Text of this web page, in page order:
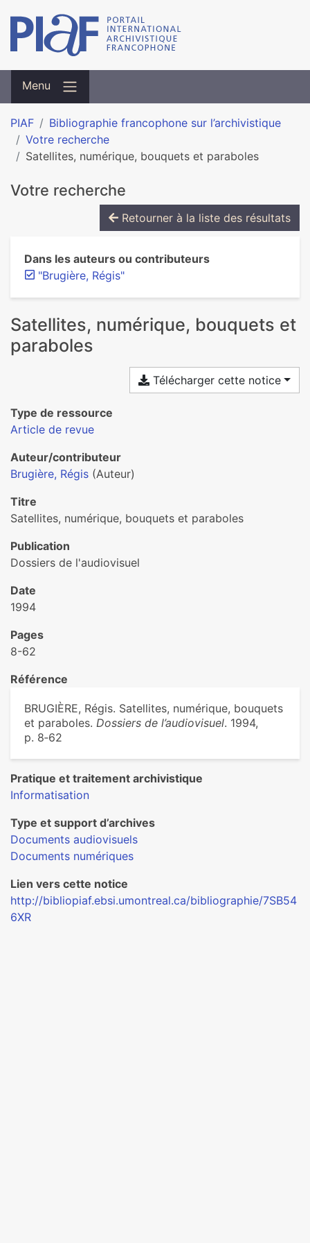
Menu
PIAF
Bibliographie francophone sur l’archivistique
Votre recherche
Satellites, numérique, bouquets et paraboles
Votre recherche
Retourner à la liste des résultats
Dans les auteurs ou contributeurs
"Brugière, Régis"
Satellites, numérique, bouquets et
paraboles
Télécharger cette notice
Type de ressource
Article de revue
Auteur/contributeur
Brugière, Régis (Auteur)
Titre
Satellites, numérique, bouquets et paraboles
Publication
Dossiers de l'audiovisuel
Date
1994
Pages
8-62
Référence
BRUGIÈRE, Régis. Satellites, numérique, bouquets
et paraboles. Dossiers de l’audiovisuel. 1994,
p. 8‑62
Pratique et traitement archivistique
Informatisation
Type et support d’archives
Documents audiovisuels
Documents numériques
Lien vers cette notice
http://bibliopiaf.ebsi.umontreal.ca/bibliographie/7SB54
6XR